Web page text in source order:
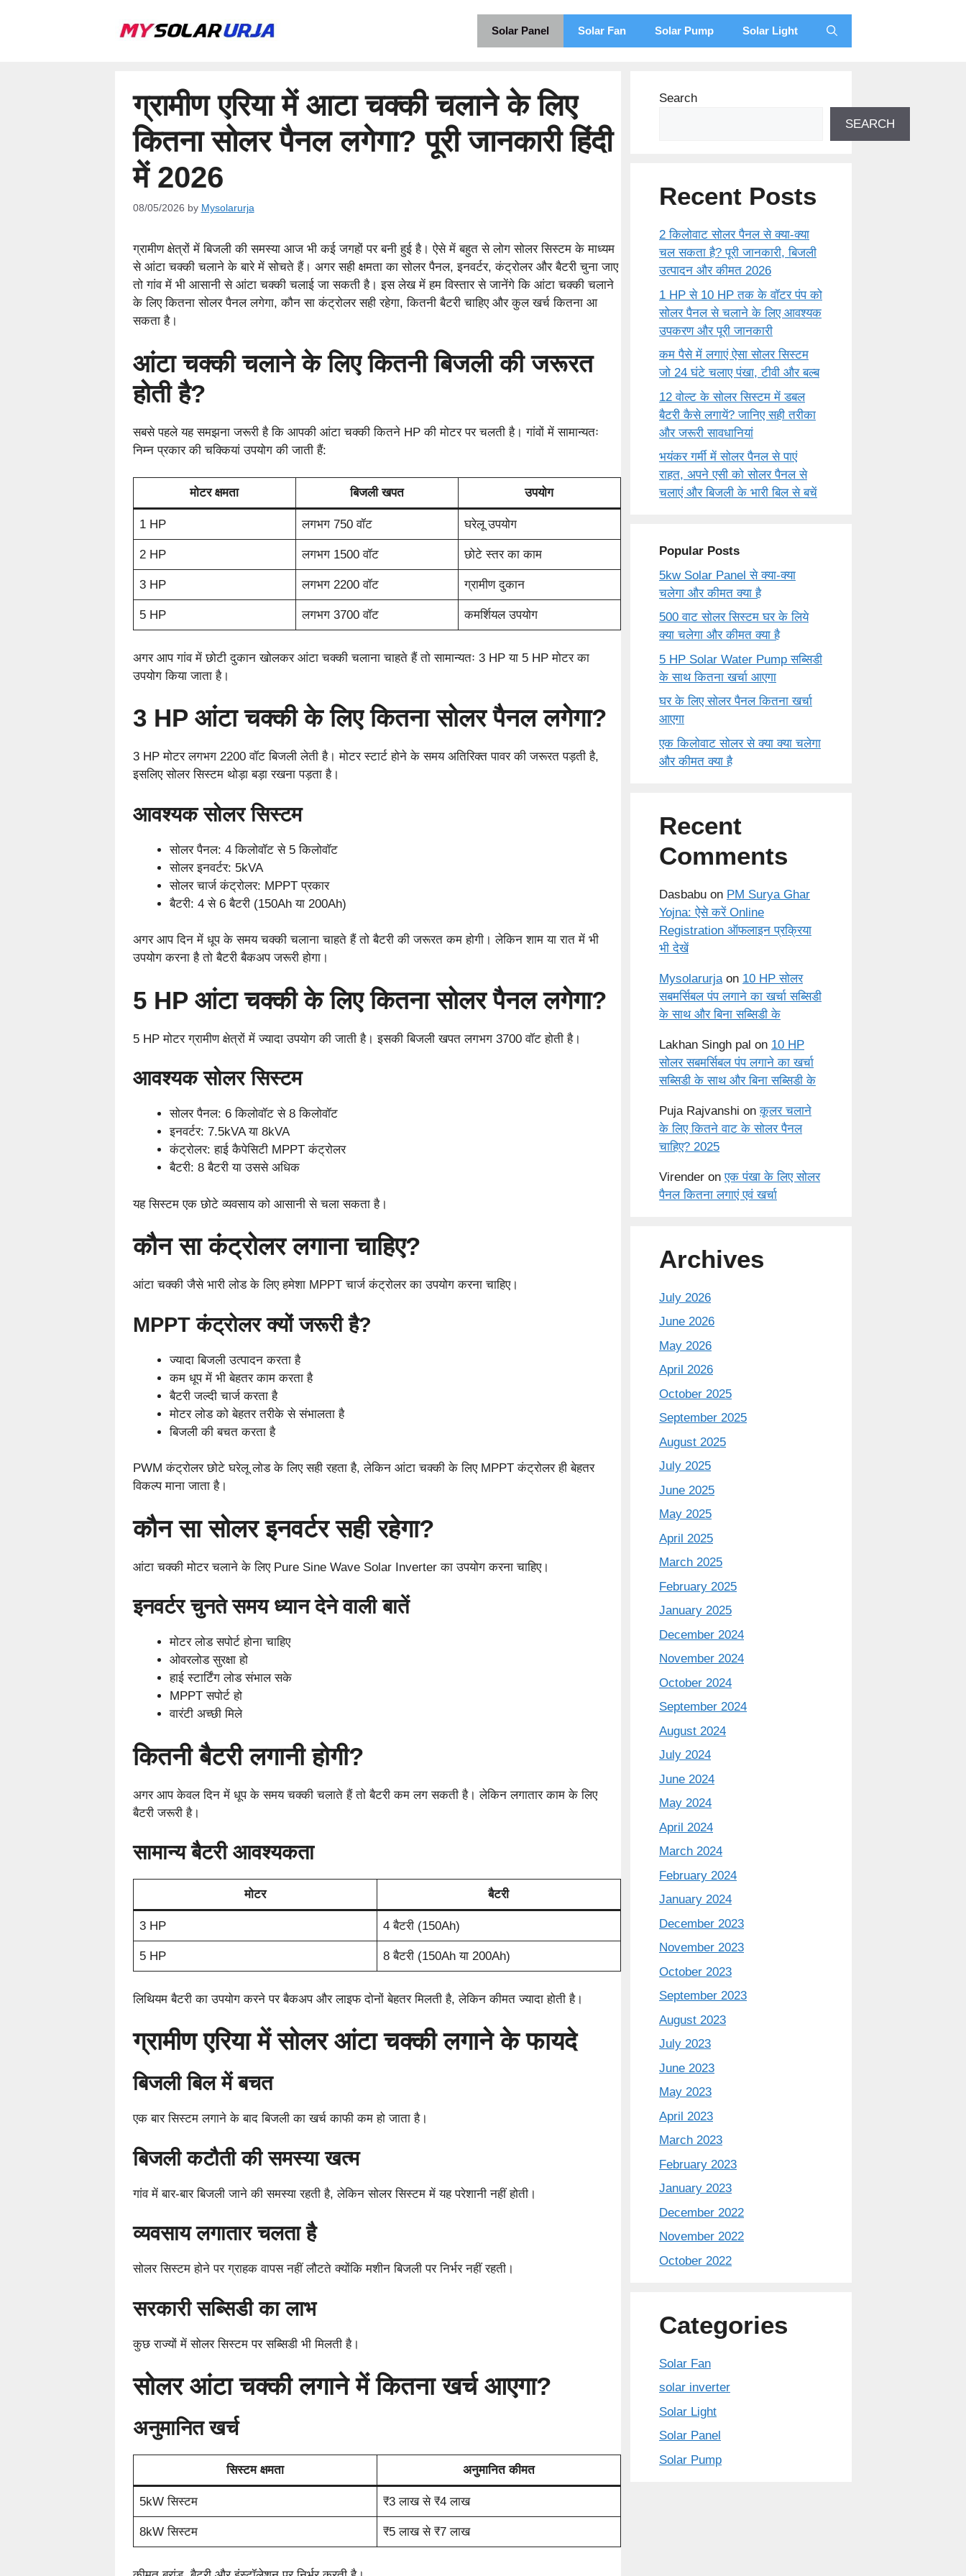
Solar Panel Solar Fan Solar Pump Solar Light
ग्रामीण एरिया में आटा चक्की चलाने के लिए
कितना सोलर पैनल लगेगा? पूरी जानकारी हिंदी
में 2026
08/05/2026 by Mysolarurja
ग्रामीण क्षेत्रों में बिजली की समस्या आज भी कई जगहों पर बनी हुई है। ऐसे में बहुत से लोग सोलर सिस्टम के माध्यम
से आंटा चक्की चलाने के बारे में सोचते हैं। अगर सही क्षमता का सोलर पैनल, इनवर्टर, कंट्रोलर और बैटरी चुना जाए
तो गांव में भी आसानी से आंटा चक्की चलाई जा सकती है। इस लेख में हम विस्तार से जानेंगे कि आंटा चक्की चलाने
के लिए कितना सोलर पैनल लगेगा, कौन सा कंट्रोलर सही रहेगा, कितनी बैटरी चाहिए और कुल खर्च कितना आ
सकता है।
आंटा चक्की चलाने के लिए कितनी बिजली की जरूरत
होती है?
सबसे पहले यह समझना जरूरी है कि आपकी आंटा चक्की कितने HP की मोटर पर चलती है। गांवों में सामान्यतः
निम्न प्रकार की चक्कियां उपयोग की जाती हैं:
मोटर क्षमता बिजली खपत उपयोग
1 HP लगभग 750 वॉट घरेलू उपयोग
2 HP लगभग 1500 वॉट छोटे स्तर का काम
3 HP लगभग 2200 वॉट ग्रामीण दुकान
5 HP लगभग 3700 वॉट कमर्शियल उपयोग
अगर आप गांव में छोटी दुकान खोलकर आंटा चक्की चलाना चाहते हैं तो सामान्यतः 3 HP या 5 HP मोटर का
उपयोग किया जाता है।
3 HP आंटा चक्की के लिए कितना सोलर पैनल लगेगा?
3 HP मोटर लगभग 2200 वॉट बिजली लेती है। मोटर स्टार्ट होने के समय अतिरिक्त पावर की जरूरत पड़ती है,
इसलिए सोलर सिस्टम थोड़ा बड़ा रखना पड़ता है।
आवश्यक सोलर सिस्टम
सोलर पैनल: 4 किलोवॉट से 5 किलोवॉट
सोलर इनवर्टर: 5kVA
सोलर चार्ज कंट्रोलर: MPPT प्रकार
बैटरी: 4 से 6 बैटरी (150Ah या 200Ah)
अगर आप दिन में धूप के समय चक्की चलाना चाहते हैं तो बैटरी की जरूरत कम होगी। लेकिन शाम या रात में भी
उपयोग करना है तो बैटरी बैकअप जरूरी होगा।
5 HP आंटा चक्की के लिए कितना सोलर पैनल लगेगा?
5 HP मोटर ग्रामीण क्षेत्रों में ज्यादा उपयोग की जाती है। इसकी बिजली खपत लगभग 3700 वॉट होती है।
आवश्यक सोलर सिस्टम
सोलर पैनल: 6 किलोवॉट से 8 किलोवॉट
इनवर्टर: 7.5kVA या 8kVA
कंट्रोलर: हाई कैपेसिटी MPPT कंट्रोलर
बैटरी: 8 बैटरी या उससे अधिक
यह सिस्टम एक छोटे व्यवसाय को आसानी से चला सकता है।
कौन सा कंट्रोलर लगाना चाहिए?
आंटा चक्की जैसे भारी लोड के लिए हमेशा MPPT चार्ज कंट्रोलर का उपयोग करना चाहिए।
MPPT कंट्रोलर क्यों जरूरी है?
ज्यादा बिजली उत्पादन करता है
कम धूप में भी बेहतर काम करता है
बैटरी जल्दी चार्ज करता है
मोटर लोड को बेहतर तरीके से संभालता है
बिजली की बचत करता है
PWM कंट्रोलर छोटे घरेलू लोड के लिए सही रहता है, लेकिन आंटा चक्की के लिए MPPT कंट्रोलर ही बेहतर
विकल्प माना जाता है।
कौन सा सोलर इनवर्टर सही रहेगा?
आंटा चक्की मोटर चलाने के लिए Pure Sine Wave Solar Inverter का उपयोग करना चाहिए।
इनवर्टर चुनते समय ध्यान देने वाली बातें
मोटर लोड सपोर्ट होना चाहिए
ओवरलोड सुरक्षा हो
हाई स्टार्टिंग लोड संभाल सके
MPPT सपोर्ट हो
वारंटी अच्छी मिले
कितनी बैटरी लगानी होगी?
अगर आप केवल दिन में धूप के समय चक्की चलाते हैं तो बैटरी कम लग सकती है। लेकिन लगातार काम के लिए
बैटरी जरूरी है।
सामान्य बैटरी आवश्यकता
मोटर बैटरी
3 HP 4 बैटरी (150Ah)
5 HP 8 बैटरी (150Ah या 200Ah)
लिथियम बैटरी का उपयोग करने पर बैकअप और लाइफ दोनों बेहतर मिलती है, लेकिन कीमत ज्यादा होती है।
ग्रामीण एरिया में सोलर आंटा चक्की लगाने के फायदे
बिजली बिल में बचत
एक बार सिस्टम लगाने के बाद बिजली का खर्च काफी कम हो जाता है।
बिजली कटौती की समस्या खत्म
गांव में बार-बार बिजली जाने की समस्या रहती है, लेकिन सोलर सिस्टम में यह परेशानी नहीं होती।
व्यवसाय लगातार चलता है
सोलर सिस्टम होने पर ग्राहक वापस नहीं लौटते क्योंकि मशीन बिजली पर निर्भर नहीं रहती।
सरकारी सब्सिडी का लाभ
कुछ राज्यों में सोलर सिस्टम पर सब्सिडी भी मिलती है।
सोलर आंटा चक्की लगाने में कितना खर्च आएगा?
अनुमानित खर्च
सिस्टम क्षमता अनुमानित कीमत
5kW सिस्टम ₹3 लाख से ₹4 लाख
8kW सिस्टम ₹5 लाख से ₹7 लाख
Search
SEARCH
Recent Posts
2 किलोवाट सोलर पैनल से क्या-क्या
चल सकता है? पूरी जानकारी, बिजली
उत्पादन और कीमत 2026
1 HP से 10 HP तक के वॉटर पंप को
सोलर पैनल से चलाने के लिए आवश्यक
उपकरण और पूरी जानकारी
कम पैसे में लगाएं ऐसा सोलर सिस्टम
जो 24 घंटे चलाए पंखा, टीवी और बल्ब
12 वोल्ट के सोलर सिस्टम में डबल
बैटरी कैसे लगायें? जानिए सही तरीका
और जरूरी सावधानियां
भयंकर गर्मी में सोलर पैनल से पाएं
राहत, अपने एसी को सोलर पैनल से
चलाएं और बिजली के भारी बिल से बचें
Popular Posts
5kw Solar Panel से क्या-क्या
चलेगा और कीमत क्या है
500 वाट सोलर सिस्टम घर के लिये
क्या चलेगा और कीमत क्या है
5 HP Solar Water Pump सब्सिडी
के साथ कितना खर्चा आएगा
घर के लिए सोलर पैनल कितना खर्चा
आएगा
एक किलोवाट सोलर से क्या क्या चलेगा
और कीमत क्या है
Recent
Comments
Dasbabu on PM Surya Ghar
Yojna: ऐसे करें Online
Registration ऑफलाइन प्रक्रिया
भी देखें
Mysolarurja on 10 HP सोलर
सबमर्सिबल पंप लगाने का खर्चा सब्सिडी
के साथ और बिना सब्सिडी के
Lakhan Singh pal on 10 HP
सोलर सबमर्सिबल पंप लगाने का खर्चा
सब्सिडी के साथ और बिना सब्सिडी के
Puja Rajvanshi onकूलर चलाने
के लिए कितने वाट के सोलर पैनल
चाहिए? 2025
Virender onएक पंखा के लिए सोलर
पैनल कितना लगाएं एवं खर्चा
Archives
July 2026
June 2026
May 2026
April 2026
October 2025
September 2025
August 2025
July 2025
June 2025
May 2025
April 2025
March 2025
February 2025
January 2025
December 2024
November 2024
October 2024
September 2024
August 2024
July 2024
June 2024
May 2024
April 2024
March 2024
February 2024
January 2024
December 2023
November 2023
October 2023
September 2023
August 2023
July 2023
June 2023
May 2023
April 2023
March 2023
February 2023
January 2023
December 2022
November 2022
October 2022
Categories
Solar Fan
solar inverter
Solar Light
Solar Panel
Solar Pump